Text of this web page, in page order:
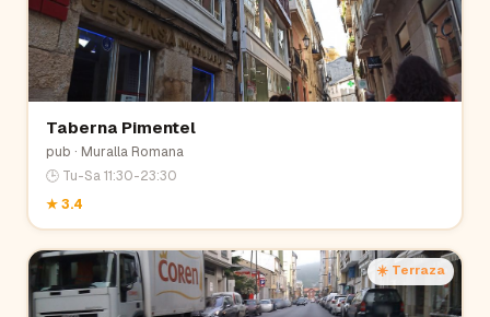
Taberna Pimentel
pub · Muralla Romana
🕒 Tu-Sa 11:30-23:30
★3.4
☀️ Terraza